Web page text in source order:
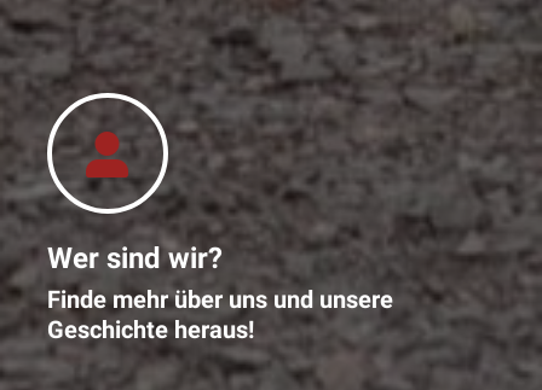
Wer sind wir?
Finde mehr über uns und unsere
Geschichte heraus!